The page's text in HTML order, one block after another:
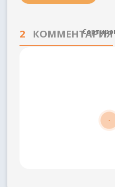
2 КОММЕНТАРИЯ